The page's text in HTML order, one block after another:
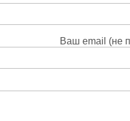
Ваш email (не